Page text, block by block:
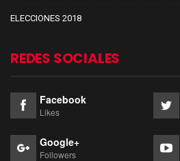
ELECCIONES 2018
REDES SOCIALES
Facebook
Likes
Google+
Followers